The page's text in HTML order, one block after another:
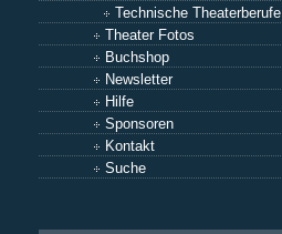
Technische Theaterberufe
Theater Fotos
Buchshop
Newsletter
Hilfe
Sponsoren
Kontakt
Suche